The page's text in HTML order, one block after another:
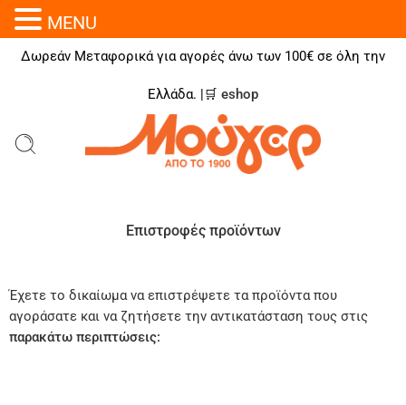
Δωρεάν Μεταφορικά για αγορές άνω των 100€ σε όλη την
Ελλάδα. |🛒 eshop
Επιστροφές προϊόντων
Έχετε το δικαίωμα να επιστρέψετε τα προϊόντα που
αγοράσατε και να ζητήσετε την αντικατάσταση τους στις
παρακάτω περιπτώσεις:
MENU